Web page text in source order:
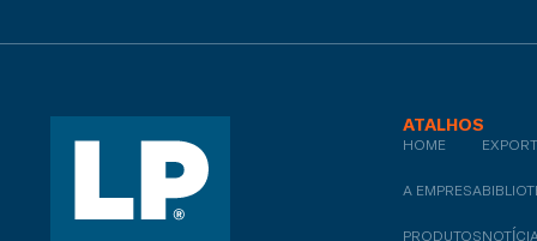
ATALHOS
HOME
A EMPRESA
PRODUTOS
MULTIUSO
REVESTIMENTO